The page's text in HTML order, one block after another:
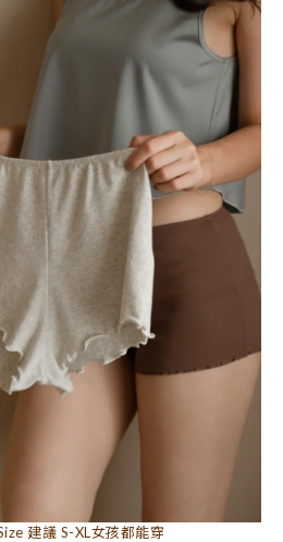
建議 S-XL女孩都能穿